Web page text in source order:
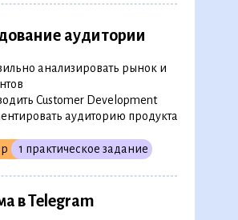
1 практическое задание
в Telegram
аудитории
анализировать рынок и
Customer Development
аудиторию продукта
обучения
полную версию в
в новой теме